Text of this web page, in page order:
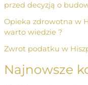
przed decyzją o
Opieka zdrowotna w
warto wiedzie ?
Zwrot podatku w
Najnowsze